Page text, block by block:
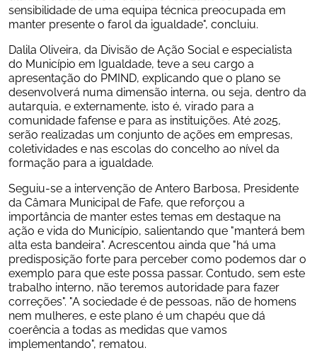
sensibilidade de uma equipa técnica preocupada em
manter presente o farol da igualdade", concluiu.
Dalila Oliveira, da Divisão de Ação Social e especialista
do Município em Igualdade, teve a seu cargo a
apresentação do PMIND, explicando que o plano se
desenvolverá numa dimensão interna, ou seja, dentro da
autarquia, e externamente, isto é, virado para a
comunidade fafense e para as instituições. Até 2025,
serão realizadas um conjunto de ações em empresas,
coletividades e nas escolas do concelho ao nível da
formação para a igualdade.
Seguiu-se a intervenção de Antero Barbosa, Presidente
da Câmara Municipal de Fafe, que reforçou a
importância de manter estes temas em destaque na
ação e vida do Município, salientando que "manterá bem
alta esta bandeira". Acrescentou ainda que "há uma
predisposição forte para perceber como podemos dar o
exemplo para que este possa passar. Contudo, sem este
trabalho interno, não teremos autoridade para fazer
correções". "A sociedade é de pessoas, não de homens
nem mulheres, e este plano é um chapéu que dá
coerência a todas as medidas que vamos
implementando", rematou.